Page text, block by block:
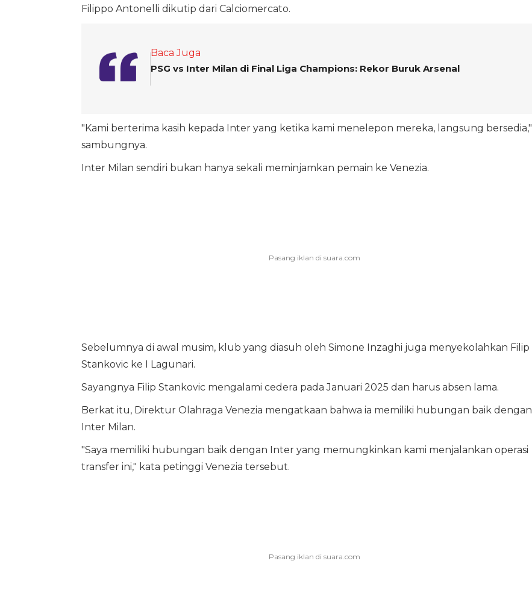
Filippo Antonelli dikutip dari Calciomercato.
Baca Juga
PSG vs Inter Milan di Final Liga Champions: Rekor Buruk Arsenal
"Kami berterima kasih kepada Inter yang ketika kami menelepon mereka, langsung bersedia,"
sambungnya.
Inter Milan sendiri bukan hanya sekali meminjamkan pemain ke Venezia.
Sebelumnya di awal musim, klub yang diasuh oleh Simone Inzaghi juga menyekolahkan Filip
Stankovic ke I Lagunari.
Sayangnya Filip Stankovic mengalami cedera pada Januari 2025 dan harus absen lama.
Berkat itu, Direktur Olahraga Venezia mengatkaan bahwa ia memiliki hubungan baik dengan
Inter Milan.
"Saya memiliki hubungan baik dengan Inter yang memungkinkan kami menjalankan operasi
transfer ini," kata petinggi Venezia tersebut.